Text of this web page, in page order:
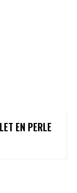
EN PERLE